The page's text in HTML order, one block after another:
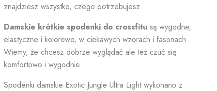
znajdziesz wszystko, czego potrzebujesz.
Damskie krótkie spodenki do crossfitu są wygodne,
elastyczne i kolorowe, w ciekawych wzorach i fasonach.
Wiemy, że chcesz dobrze wyglądać ale też czuć się
komfortowo i wygodnie.
Spodenki damskie Exotic Jungle Ultra Light wykonano z